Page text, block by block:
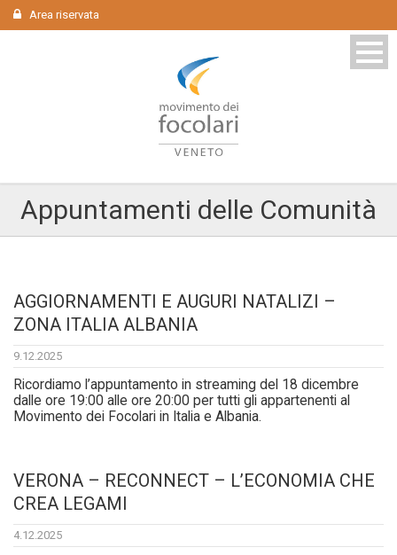
Area riservata
Appuntamenti delle Comunità
AGGIORNAMENTI E AUGURI NATALIZI –
ZONA ITALIA ALBANIA
9.12.2025
Ricordiamo l’appuntamento in streaming del 18 dicembre
dalle ore 19:00 alle ore 20:00 per tutti gli appartenenti al
Movimento dei Focolari in Italia e Albania.
VERONA – RECONNECT – L’ECONOMIA CHE
CREA LEGAMI
4.12.2025